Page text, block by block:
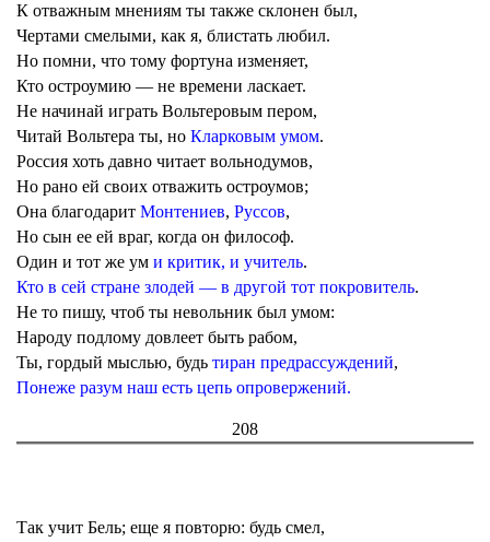
К отважным мнениям ты также склонен был,
Чертами смелыми, как я, блистать любил.
Но помни, что тому фортуна изменяет,
Кто остроумию — не времени ласкает.
Не начинай играть Вольтеровым пером,
Читай Вольтера ты, но Кларковым умом.
Россия хоть давно читает вольнодумов,
Но рано ей своих отважить остроумов;
Она благодарит Монтениев, Руссов,
Но сын ее ей враг, когда он философ.
Один и тот же ум и критик, и учитель.
Кто в сей стране злодей — в другой тот покровитель.
Не то пишу, чтоб ты невольник был умом:
Народу подлому довлеет быть рабом,
Ты, гордый мыслью, будь тиран предрассуждений,
Понеже разум наш есть цепь опровержений.
208
Так учит Бель; еще я повторю: будь смел,